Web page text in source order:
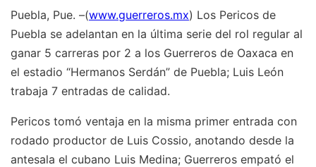
Puebla, Pue. –(www.guerreros.mx) Los Pericos de
Puebla se adelantan en la última serie del rol regular al
ganar 5 carreras por 2 a los Guerreros de Oaxaca en
el estadio “Hermanos Serdán” de Puebla; Luis León
trabaja 7 entradas de calidad.
Pericos tomó ventaja en la misma primer entrada con
rodado productor de Luis Cossio, anotando desde la
antesala el cubano Luis Medina; Guerreros empató el